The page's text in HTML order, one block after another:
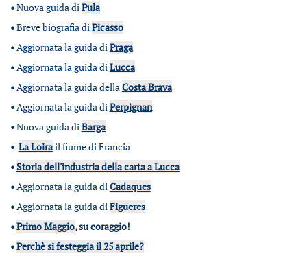
•Nuova guida diPula
•Breve biografia diPicasso
•Aggiornata la guida diPraga
•Aggiornata la guida diLucca
•Aggiornata la guida dellaCosta Brava
•Aggiornata la guida diPerpignan
•Nuova guida diBarga
• La Loirail fiume di Francia
•Storia dell'industria della carta a Lucca
•Aggiornata la guida diCadaques
•Aggiornata la guida diFigueres
•Primo Maggio, su coraggio!
•Perchè si festeggia il 25 aprile?